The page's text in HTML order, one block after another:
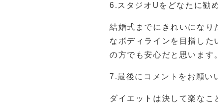
6.スタジオUをどなたに勧
結婚式までにきれいになり
なボディラインを目指し
の方でも安心だと思います
7.最後にコメントをお願い
ダイエットは決して楽な